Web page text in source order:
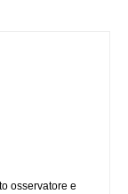
osservatore e